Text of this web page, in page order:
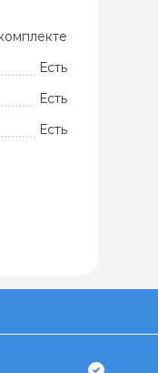
Есть
Есть
Есть